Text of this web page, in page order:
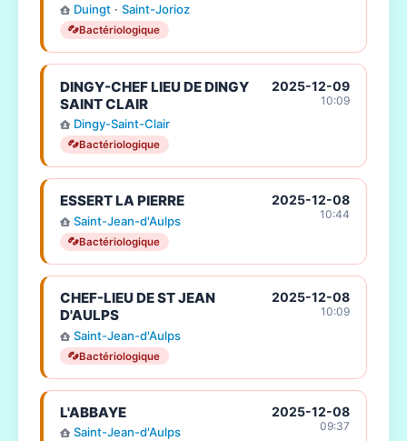
Duingt· Saint-Jorioz
Bactériologique
DINGY-CHEF LIEU DE DINGY
SAINT CLAIR
Dingy-Saint-Clair
Bactériologique
2025-12-09
10:09
ESSERT LA PIERRE
Saint-Jean-d'Aulps
Bactériologique
2025-12-08
10:44
CHEF-LIEU DE ST JEAN
D'AULPS
Saint-Jean-d'Aulps
Bactériologique
2025-12-08
10:09
L'ABBAYE
Saint-Jean-d'Aulps
2025-12-08
09:37